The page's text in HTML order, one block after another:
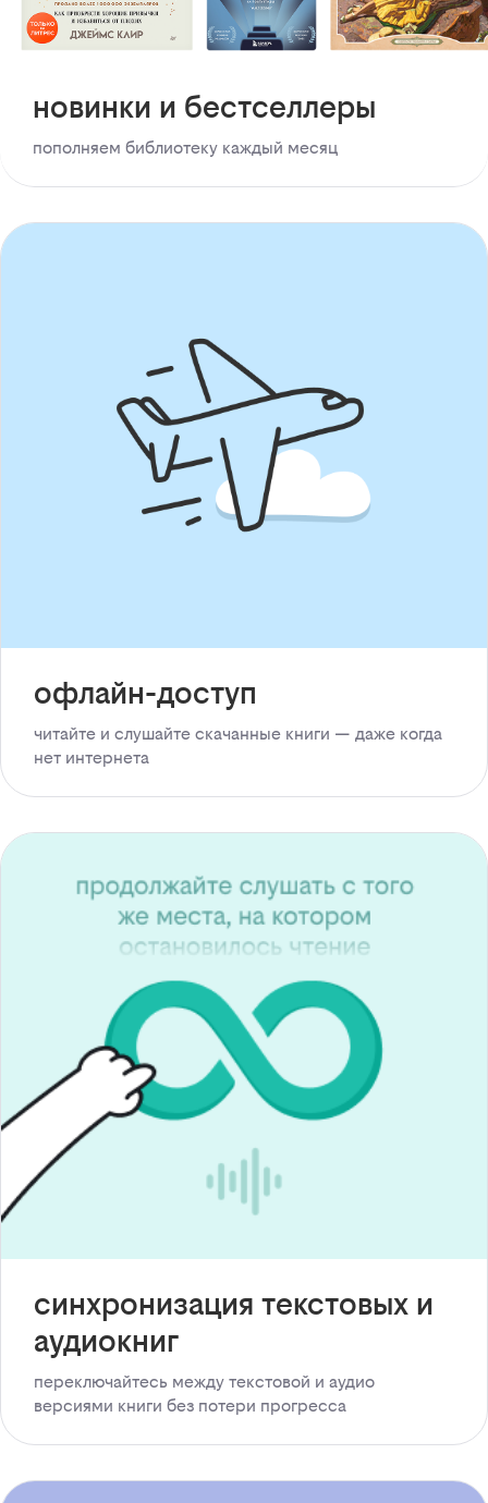
новинки и бестселлеры
пополняем библиотеку каждый месяц
офлайн-доступ
читайте и слушайте скачанные книги — даже когда
нет интернета
синхронизация текстовых и
аудиокниг
переключайтесь между текстовой и аудио
версиями книги без потери прогресса